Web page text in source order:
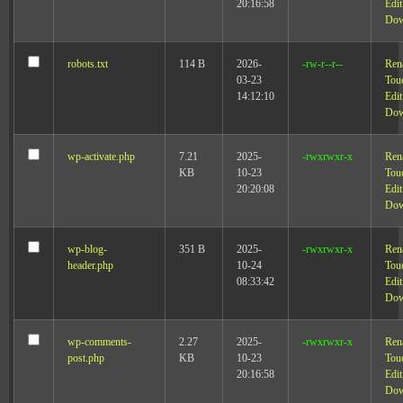
20:16:58
Edit
robots.txt 114 B
2026-
03-23
14:12:10
-rw-r--r--
Edit
wp-activate.php
7.21
KB
2025-
10-23
20:20:08
-rwxrwxr-x
Edit
wp-blog-
header.php
351 B
2025-
10-24
08:33:42
-rwxrwxr-x
Edit
wp-comments-
post.php
2.27
KB
2025-
10-23
20:16:58
-rwxrwxr-x
Edit